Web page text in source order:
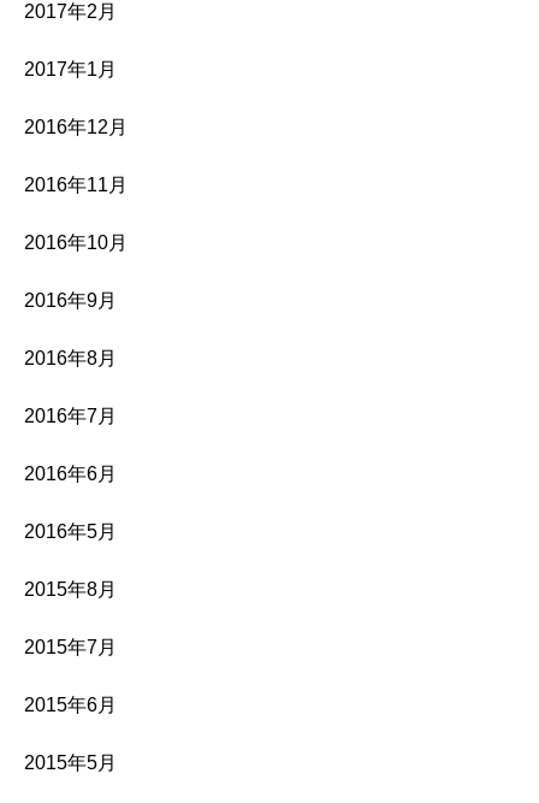
2017年2月
2017年1月
2016年12月
2016年11月
2016年10月
2016年9月
2016年8月
2016年7月
2016年6月
2016年5月
2015年8月
2015年7月
2015年6月
2015年5月